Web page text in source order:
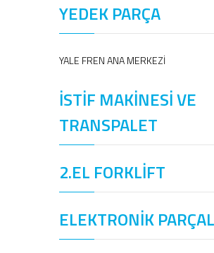
YEDEK PARÇA
YALE FREN ANA MERKEZİ
İSTİF MAKİNESİ VE
TRANSPALET
2.EL FORKLİFT
ELEKTRONİK